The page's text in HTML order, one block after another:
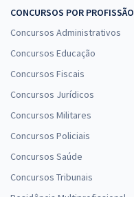
CONCURSOS POR PROFISSÃO
Concursos Administrativos
Concursos Educação
Concursos Fiscais
Concursos Jurídicos
Concursos Militares
Concursos Policiais
Concursos Saúde
Concursos Tribunais